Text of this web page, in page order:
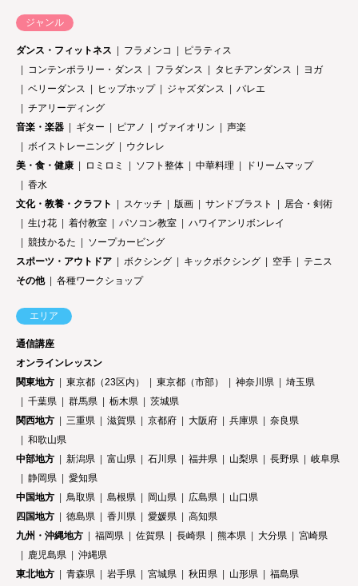
ジャンル
ダンス・フィットネス フラメンコ
ピラティス
コンテンポラリー・ダンス
フラダンス タヒチアンダンス
ヨガ
ベリーダンス
ヒップホップ ジャズダンス
バレエ
チアリーディング
音楽・楽器
ギター ピアノ ヴァイオリン
声楽
ボイストレーニング
ウクレレ
美・食・健康
ロミロミ ソフト整体 中華料理
ドリームマップ
香水
文化・教養・クラフト
スケッチ 版画 サンドブラスト
居合・剣術
生け花
着付教室 パソコン教室
ハワイアンリボンレイ
競技かるた
ソープカービング
スポーツ・アウトドア
ボクシング キックボクシング 空手
テニス
その他
各種ワークショップ
エリア
通信講座
オンラインレッスン
関東地方
東京都（23区内） 東京都（市部） 神奈川県
埼玉県
千葉県
群馬県 栃木県
茨城県
関西地方
三重県 滋賀県 京都府 大阪府 兵庫県
奈良県
和歌山県
中部地方
新潟県 富山県 石川県 福井県 山梨県 長野県
岐阜県
静岡県
愛知県
中国地方
鳥取県 島根県 岡山県 広島県
山口県
四国地方
徳島県 香川県 愛媛県
高知県
九州・沖縄地方
福岡県 佐賀県 長崎県 熊本県 大分県
宮崎県
鹿児島県
沖縄県
東北地方
青森県 岩手県 宮城県 秋田県 山形県
福島県